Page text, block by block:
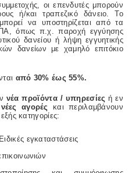
οι επενδυτές μπορούν
ή/και τραπεζικό δάνειο. Το
να υποστηρίζεται από τα
όπως π.χ. παροχή εγγύησης
δανείου ή λήψη εγγυητικής
δανείων με χαμηλό επιτόκιο
από 30% έως 55%.
νέα προϊόντα / υπηρεσίες ή εν
νέες αγορές
και περιλαμβάνουν
κατηγορίες:
εγκαταστάσεις